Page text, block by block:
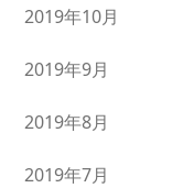
2019年10月
2019年9月
2019年8月
2019年7月